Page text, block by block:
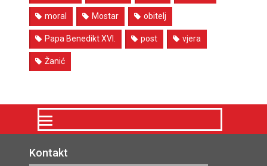
moral Mostar obitelj
Papa Benedikt XVI. post vjera
Žanić
Kontakt